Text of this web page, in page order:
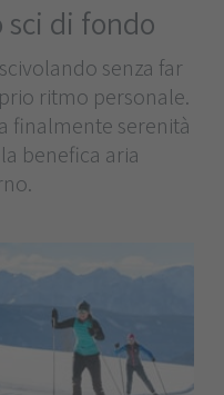
sci di fondo
senza far
ritmo personale.
finalmente serenità
benefica aria